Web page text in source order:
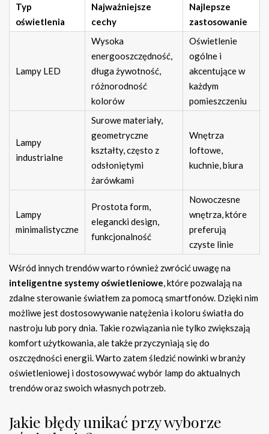
Typ
oświetlenia
Najważniejsze
cechy
Najlepsze
zastosowanie
Lampy LED
Wysoka
energooszczędność,
długa żywotność,
różnorodność
kolorów
Oświetlenie
ogólne i
akcentujące w
każdym
pomieszczeniu
Lampy
industrialne
Surowe materiały,
geometryczne
kształty, często z
odsłoniętymi
żarówkami
Wnętrza
loftowe,
kuchnie, biura
Lampy
minimalistyczne
Prostota form,
elegancki design,
funkcjonalność
Nowoczesne
wnętrza, które
preferują
czyste linie
Wśród innych trendów warto również zwrócić uwagę na
inteligentne systemy oświetleniowe, które pozwalają na
zdalne sterowanie światłem za pomocą smartfonów. Dzięki nim
możliwe jest dostosowywanie natężenia i koloru światła do
nastroju lub pory dnia. Takie rozwiązania nie tylko zwiększają
komfort użytkowania, ale także przyczyniają się do
oszczędności energii. Warto zatem śledzić nowinki w branży
oświetleniowej i dostosowywać wybór lamp do aktualnych
trendów oraz swoich własnych potrzeb.
Jakie błędy unikać przy wyborze